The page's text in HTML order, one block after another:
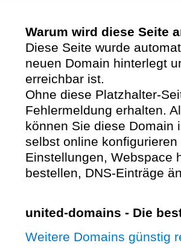
Warum wird diese Seite
Diese Seite wurde
neuen Domain hinterlegt
erreichbar ist.
Ohne diese Platzhalter-
Fehlermeldung erhalten.
können Sie diese Domain
selbst online
Einstellungen, Webspace
bestellen, DNS-Einträge
united-domains - Die
Weitere Domains günstig